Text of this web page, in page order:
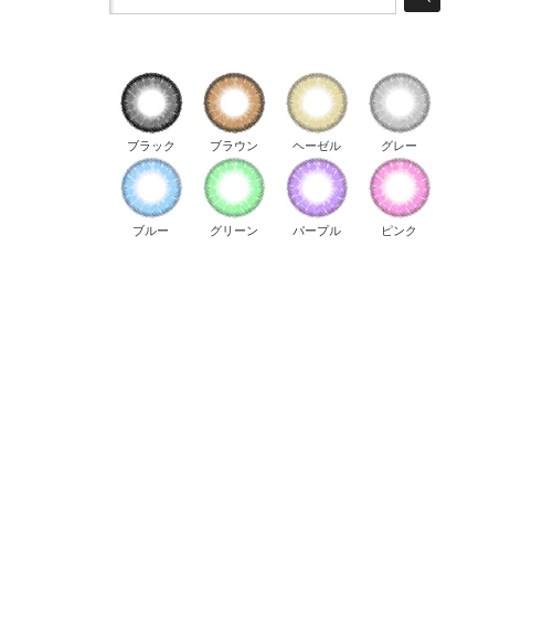
ブラック
ブルー
グレー
ピンク
ヘーゼル
パープル
ブラウン
グリーン